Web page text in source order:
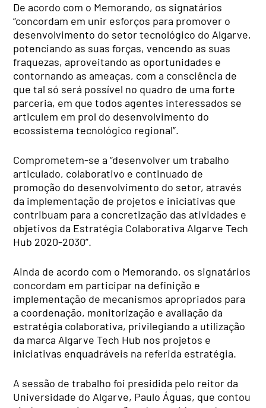
De acordo com o Memorando, os signatários
“concordam em unir esforços para promover o
desenvolvimento do setor tecnológico do Algarve,
potenciando as suas forças, vencendo as suas
fraquezas, aproveitando as oportunidades e
contornando as ameaças, com a consciência de
que tal só será possível no quadro de uma forte
parceria, em que todos agentes interessados se
articulem em prol do desenvolvimento do
ecossistema tecnológico regional”.
Comprometem-se a “desenvolver um trabalho
articulado, colaborativo e continuado de
promoção do desenvolvimento do setor, através
da implementação de projetos e iniciativas que
contribuam para a concretização das atividades e
objetivos da Estratégia Colaborativa Algarve Tech
Hub 2020-2030”.
Ainda de acordo com o Memorando, os signatários
concordam em participar na definição e
implementação de mecanismos apropriados para
a coordenação, monitorização e avaliação da
estratégia colaborativa, privilegiando a utilização
da marca Algarve Tech Hub nos projetos e
iniciativas enquadráveis na referida estratégia.
A sessão de trabalho foi presidida pelo reitor da
Universidade do Algarve, Paulo Águas, que contou